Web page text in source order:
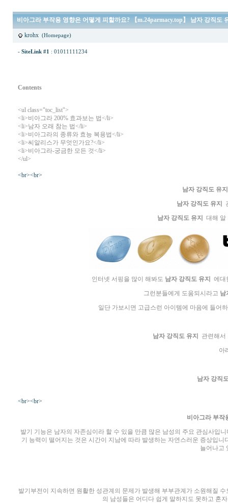
비아그라 부작용 영향은 어떻게 피할까요? 【m.24parmacy.top】 남자 강직도
krohx (Homepage)
- SiteLink #1 : 01011111234
Contents
<ul class="toc_list">
<li>비아그라 200% 효과보는 법 </li>
<li>남자 오래 참는 법 </li>
<li>비아그라의 종류와 효능 복용법 </li>
<li>씨알리스가 무엇인가요?</li>
<li>비아그라-궁금한 모든 것 </li>
</ul>
<br><br>
남자 강직도 유지
남자 강직도 유지
남자 강직도 유지
대해 알
인터넷 서핑을 많이 해봐도 남자 강직도 유지
에대
그런분들에게 도움되시라고 남
일단 가보시면 고급스런 아이템에 마음에 들어
남자 강직도 유지
관련해서
아
남자 강직
<br><br>
비아그라 부작
발기 기능은 남자의 자존심이라 할 수 있을 만큼 많은 남성의 주요 관심사입
기 능력이 떨어지는 것은 시간이 지남에 따라 발생하는 자연스러운 증상입
늘어나고
발기부전이 지속하면 원활한 성관계의 문제가 발생해 부부관계가 소원해질
의 남성들은 어디다 쉽게 말하지도 못하고 혼